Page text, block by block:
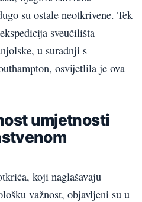
su ostale neotkrivene. Tek
sveučilišta
u suradnji s
osvijetlila je ova
umjetnosti
koji naglašavaju
važnost, objavljeni su u